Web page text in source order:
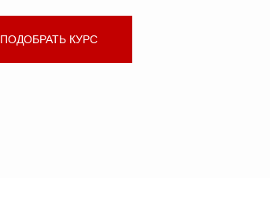
ПОДОБРАТЬ КУРС